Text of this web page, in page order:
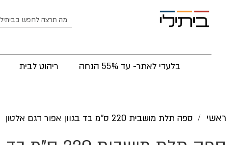
לחפש
בלעדי לאתר- עד 55% הנחה ריהוט לבית
ראשי ספה תלת מושבית 220 ס"מ בד בגוון אפור דגם אלטון